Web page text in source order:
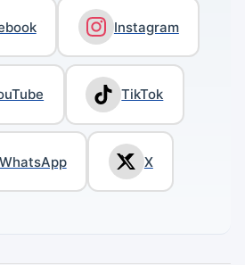
Instagram
TikTok
X